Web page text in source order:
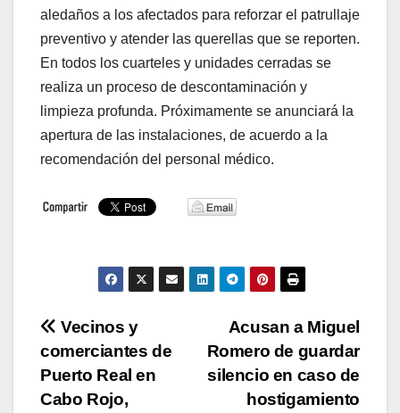
aledaños a los afectados para reforzar el patrullaje
preventivo y atender las querellas que se reporten.
En todos los cuarteles y unidades cerradas se
realiza un proceso de descontaminación y
limpieza profunda. Próximamente se anunciará la
apertura de las instalaciones, de acuerdo a la
recomendación del personal médico.
Navegación
de
Acusan a Miguel
Romero de guardar
silencio en caso de
hostigamiento
Vecinos y
comerciantes de
Puerto Real en
Cabo Rojo,